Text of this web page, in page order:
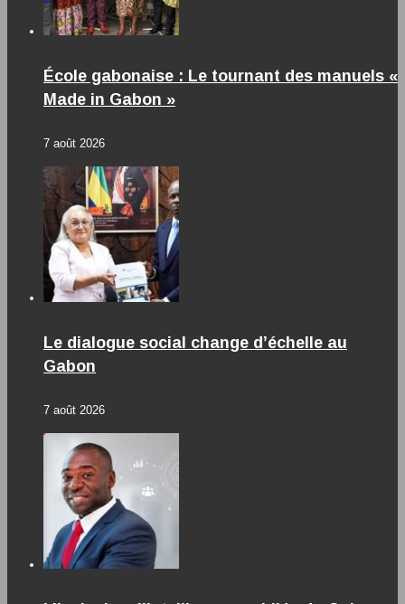
École gabonaise : Le tournant des manuels «
Made in Gabon »
7 août 2026
Le dialogue social change d’échelle au
Gabon
7 août 2026